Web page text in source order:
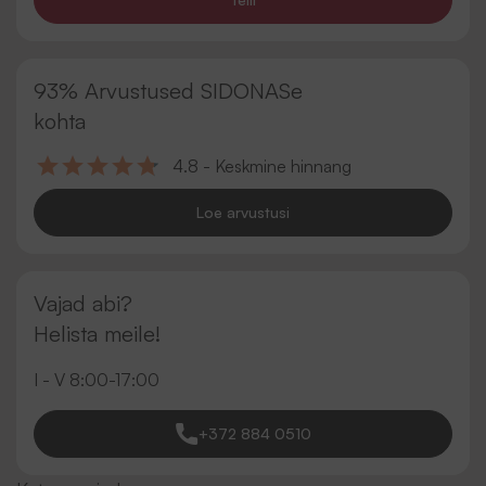
93% Arvustused SIDONASe
kohta
4.8 - Keskmine hinnang
Loe arvustusi
Vajad abi?
Helista meile!
I - V 8:00-17:00
+372 884 0510